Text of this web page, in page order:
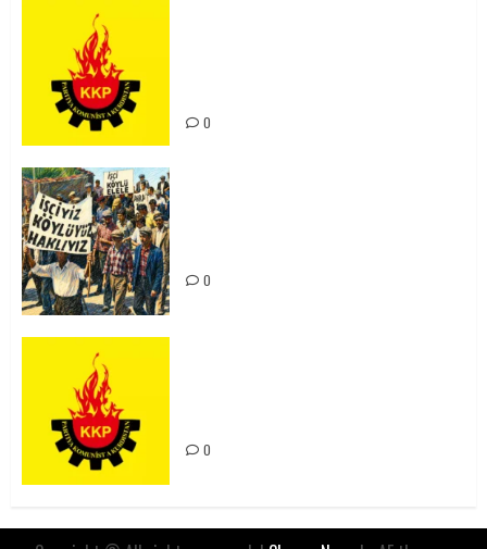
0
0
0